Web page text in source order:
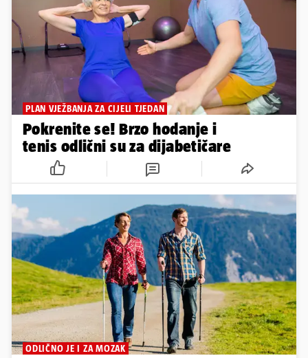
PLAN VJEŽBANJA ZA CIJELI TJEDAN
Pokrenite se! Brzo hodanje i
tenis odlični su za dijabetičare
ODLIČNO JE I ZA MOZAK